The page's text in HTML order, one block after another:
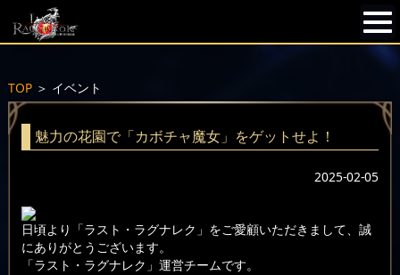
TOP＞ イベント
魅力の花園で「カボチャ魔女」をゲットせよ！
2025-02-05
日頃より「ラスト・ラグナレク」をご愛顧いただきまして、誠
にありがとうございます。
「ラスト・ラグナレク」運営チームです。